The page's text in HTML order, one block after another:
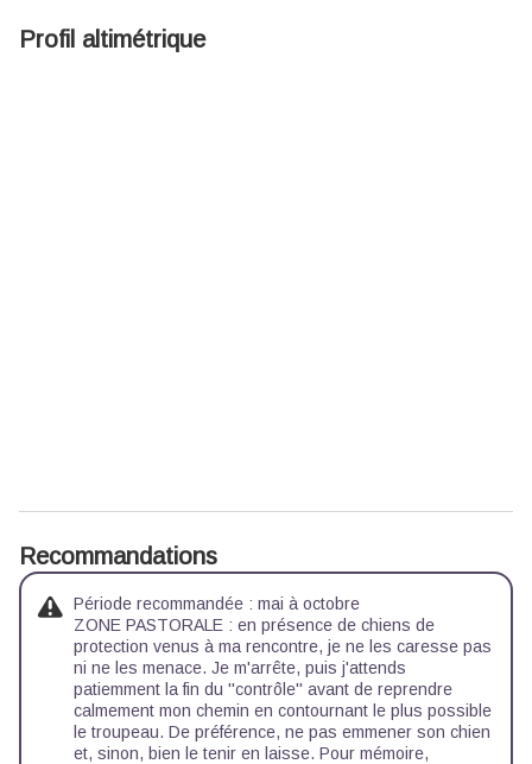
Profil altimétrique
Recommandations
Période recommandée : mai à octobre
ZONE PASTORALE : en présence de chiens de
protection venus à ma rencontre, je ne les caresse pas
ni ne les menace. Je m'arrête, puis j'attends
patiemment la fin du ''contrôle'' avant de reprendre
calmement mon chemin en contournant le plus possible
le troupeau. De préférence, ne pas emmener son chien
et, sinon, bien le tenir en laisse. Pour mémoire,